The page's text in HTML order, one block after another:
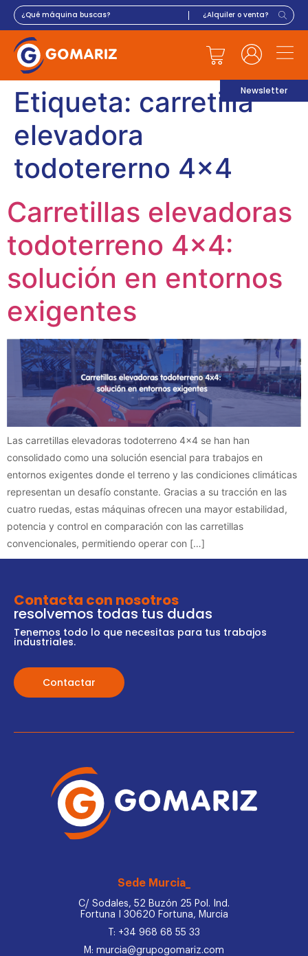
Newsletter
Etiqueta: carretilla
elevadora
todotererno 4×4
Carretillas elevadoras
todoterreno 4×4:
solución en entornos
exigentes
Las carretillas elevadoras todoterreno 4×4 se han han
consolidado como una solución esencial para trabajos en
entornos exigentes donde el terreno y las condiciones climáticas
representan un desafío constante. Gracias a su tracción en las
cuatro ruedas, estas máquinas ofrecen una mayor estabilidad,
potencia y control en comparación con las carretillas
convencionales, permitiendo operar con […]
Contacta con nosotros
resolvemos todas tus dudas
Tenemos todo lo que necesitas para tus trabajos
industriales.
Contactar
Sede Murcia_
C/ Sodales, 52 Buzón 25 Pol. Ind.
Fortuna I 30620 Fortuna, Murcia
T: +34 968 68 55 33
M: murcia@grupogomariz.com